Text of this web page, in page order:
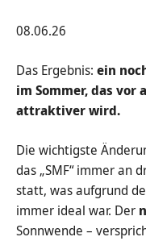
08.06.26
Das Ergebnis: ein
im Sommer, das vor
attraktiver wird.
Die wichtigste
das „SMF“ immer an
statt, was aufgrund
immer ideal war. Der
Sonnwende –